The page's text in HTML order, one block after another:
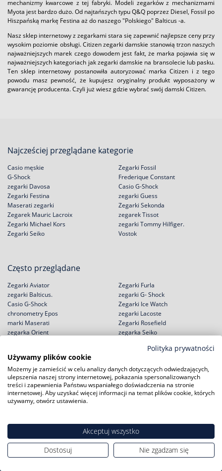
mechanizmy kwarcowe z tej fabryki. Modeli zegarków z mechanizmami
Myota jest bardzo dużo. Od najtańszych typu Q&Q poprzez Diesel, Fossil po
Hiszpańską markę Festina aż do naszego "Polskiego" Balticus -a.
Nasz sklep internetowy z zegarkami stara się zapewnić najlepsze ceny przy
wysokim poziomie obsługi. Citizen zegarki damskie stanowią trzon naszych
najważniejszych marek czego dowodem jest fakt, że marka pojawia się w
najważniejszych kategoriach jak zegarki damskie na bransolecie lub pasku.
Ten sklep internetowy postanowiła autoryzować marka Citizen i z tego
powodu masz pewność, że kupujesz oryginalny produkt wyposażony w
gwarancję producenta. Czyli już wiesz gdzie wybrać swój damski Citizen.
Najcześciej przeglądane kategorie
Casio męskie
G-Shock
zegarki Davosa
Zegarki Festina
Zegarki Fossil
Frederique Constant
Casio G-Shock
zegarki Guess
Maserati zegarki
Zegarek Mauric Lacroix
Zegarki Michael Kors
Zegarki Seiko
Zegarki Sekonda
zegarek Tissot
zegarki Tommy Hilfiger.
Vostok
Często przeglądane
Zegarki Aviator
zegarki Balticus.
Casio G-Shock
chronometry Epos
Zegarki Furla
zegarki G- Shock
Zegarki Ice Watch
zegarki Lacoste
marki Maserati
zegarka Orient
Zegarki Rosefield
zegarka Seiko
zegarki Ted Bake
Zakupy
Darmowa dostawa
Pomoc
Jak kupić na raty?
Polityka prywatności
Serwisy zegarków
Polityka prywatności
Używamy plików cookie
Możemy je zamieścić w celu analizy danych dotyczących odwiedzających,
ulepszenia naszej strony internetowej, pokazania spersonalizowanych
treści i zapewnienia Państwu wspaniałego doświadczenia na stronie
internetowej. Aby uzyskać więcej informacji na temat plików cookie, których
używamy, otwórz ustawienia.
Akceptuj wszystko
Dostosuj
Nie zgadzam się